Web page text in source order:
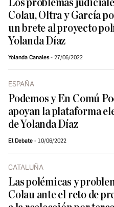
Los problemas
Colau, Oltra y García
un brete al proyecto
Yolanda Díaz
Yolanda Canales 27/06/2022
ESPAÑA
Podemos y En Comú
apoyan la plataforma
de Yolanda Díaz
El Debate 10/06/2022
CATALUÑA
Las polémicas y
Colau ante el reto de